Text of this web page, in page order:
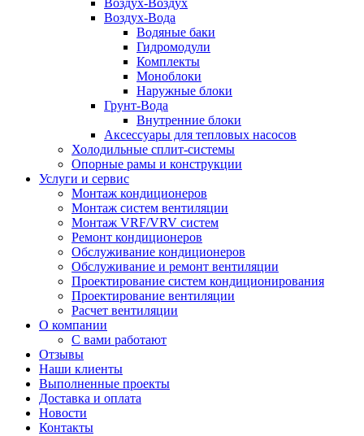
Воздух-Воздух
Воздух-Вода
Водяные баки
Гидромодули
Комплекты
Моноблоки
Наружные блоки
Грунт-Вода
Внутренние блоки
Аксессуары для тепловых насосов
Холодильные сплит-системы
Опорные рамы и конструкции
Услуги и сервис
Монтаж кондиционеров
Монтаж систем вентиляции
Монтаж VRF/VRV систем
Ремонт кондиционеров
Обслуживание кондиционеров
Обслуживание и ремонт вентиляции
Проектирование систем кондиционирования
Проектирование вентиляции
Расчет вентиляции
О компании
С вами работают
Отзывы
Наши клиенты
Выполненные проекты
Доставка и оплата
Новости
Контакты